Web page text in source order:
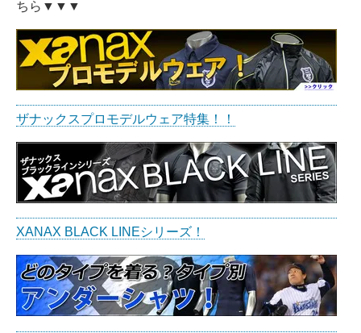
ちら ▼ ▼ ▼
ザナックスプロモデルウェア特集！！
XANAX BLACK LINEシリーズ！